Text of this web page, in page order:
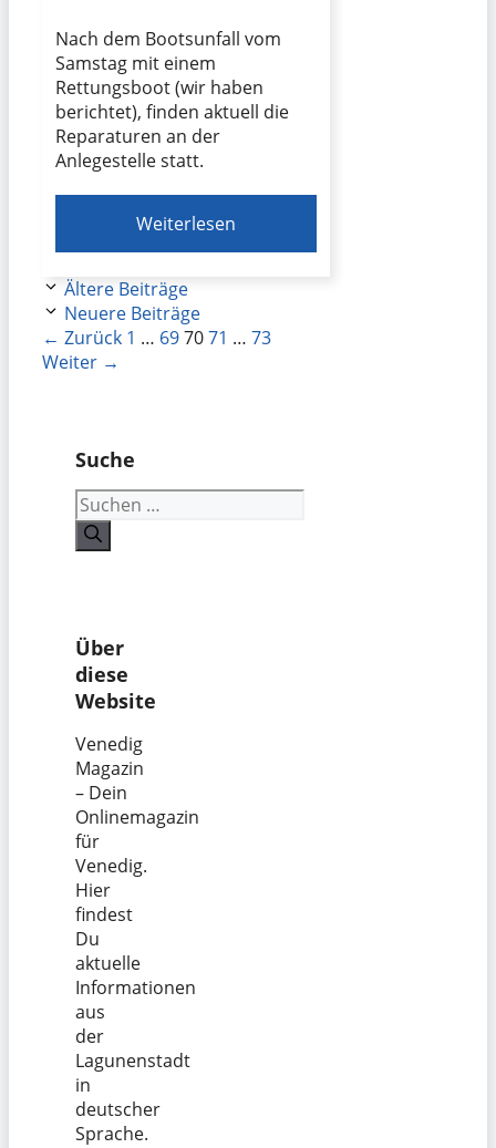
Nach dem Bootsunfall vom
Samstag mit einem
Rettungsboot (wir haben
berichtet), finden aktuell die
Reparaturen an der
Anlegestelle statt.
Weiterlesen
Ältere Beiträge
Neuere Beiträge
← Zurück Seite
1 … Seite
69Seite
70Seite
71 … Seite
73
Weiter →
Suche
Suchen
nach:
Über
diese
Website
Venedig
Magazin
– Dein
Onlinemagazin
für
Venedig.
Hier
findest
Du
aktuelle
Informationen
aus
der
Lagunenstadt
in
deutscher
Sprache.